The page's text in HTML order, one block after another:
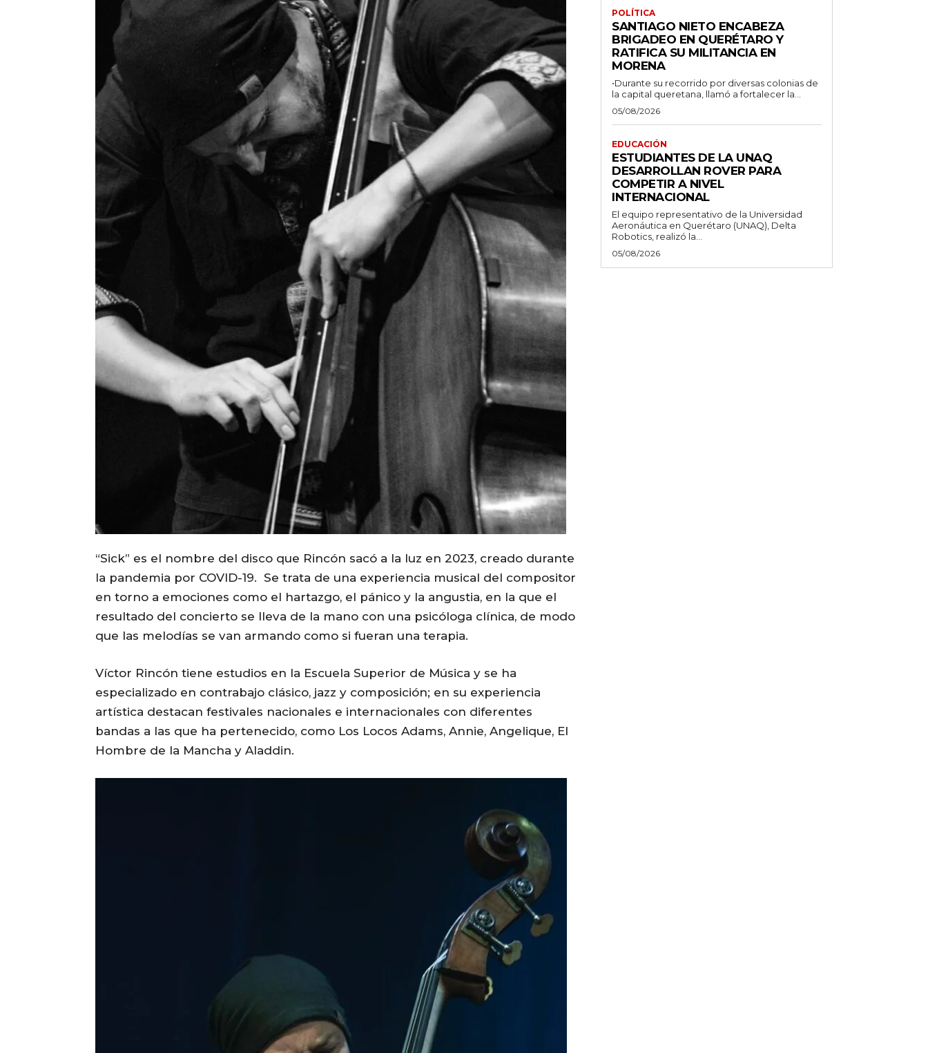
“Sick” es el nombre del disco que Rincón sacó a la luz en 2023, creado durante
la pandemia por COVID-19. Se trata de una experiencia musical del compositor
en torno a emociones como el hartazgo, el pánico y la angustia, en la que el
resultado del concierto se lleva de la mano con una psicóloga clínica, de modo
que las melodías se van armando como si fueran una terapia.
Víctor Rincón tiene estudios en la Escuela Superior de Música y se ha
especializado en contrabajo clásico, jazz y composición; en su experiencia
artística destacan festivales nacionales e internacionales con diferentes
bandas a las que ha pertenecido, como Los Locos Adams, Annie, Angelique, El
Hombre de la Mancha y Aladdin.
POLÍTICA
SANTIAGO NIETO ENCABEZA
BRIGADEO EN QUERÉTARO Y
RATIFICA SU MILITANCIA EN
MORENA
•Durante su recorrido por diversas colonias de
la capital queretana, llamó a fortalecer la...
05/08/2026
EDUCACIÓN
ESTUDIANTES DE LA UNAQ
DESARROLLAN ROVER PARA
COMPETIR A NIVEL
INTERNACIONAL
El equipo representativo de la Universidad
Aeronáutica en Querétaro (UNAQ), Delta
Robotics, realizó la...
05/08/2026